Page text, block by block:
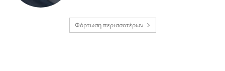
Φόρτωση περισσοτέρων